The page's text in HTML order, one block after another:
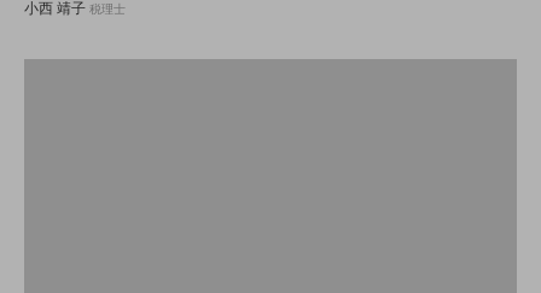
小西 靖子 税理士